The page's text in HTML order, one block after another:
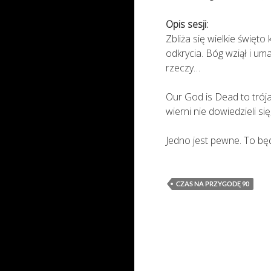
Opis sesji:
Zbliża się wielkie
odkrycia. Bóg wziął i
rzeczy…
Our God is Dead to
wierni nie dowiedzieli
Jedno jest pewne. To
CZAS NA PRZYGODĘ 90